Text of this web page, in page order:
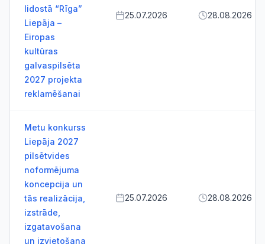
lidostā “Rīga”
Liepāja –
Eiropas
kultūras
galvaspilsēta
2027 projekta
reklamēšanai
25.07.2026 28.08.2026
Metu konkurss
Liepāja 2027
pilsētvides
noformējuma
koncepcija un
tās realizācija,
izstrāde,
izgatavošana
un izvietošana
25.07.2026 28.08.2026